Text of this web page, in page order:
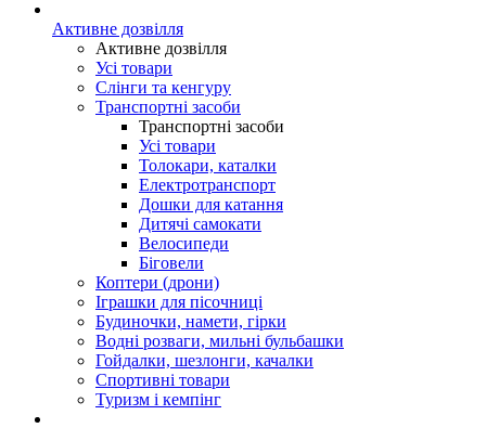
Активне дозвілля
Активне дозвілля
Усі товари
Слінги та кенгуру
Транспортні засоби
Транспортні засоби
Усі товари
Толокари, каталки
Електротранспорт
Дошки для катання
Дитячі самокати
Велосипеди
Біговели
Коптери (дрони)
Іграшки для пісочниці
Будиночки, намети, гірки
Водні розваги, мильні бульбашки
Гойдалки, шезлонги, качалки
Спортивні товари
Туризм і кемпінг